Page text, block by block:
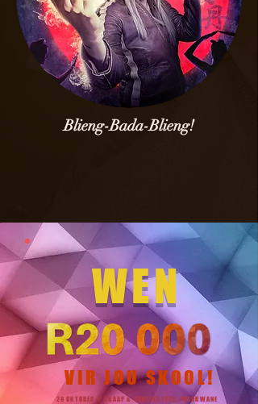
EK?
Blieng-Bada-Blieng!
WEN
VIR JOU SKOOL!
28 OKTOBER @ SKAAP & SKOFFEL FEES, POLOKWANE